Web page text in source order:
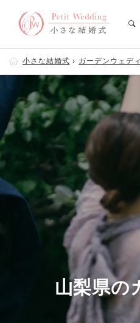
小さな結婚式 ガーデンウェデ
山梨県の